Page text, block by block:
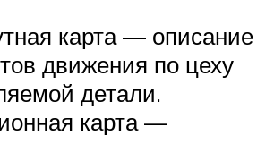
карта — описание
движения по цеху
детали.
карта —